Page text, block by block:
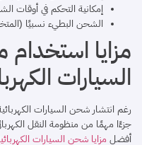
إمكانية التحكم في أوقات
الشحن البطيء نسبيًا
مزايا
السيارات
رغم انتشار شحن السيارات
جزءًا مهمًا من منظومة النقل
أفضل مزايا شحن السيارات